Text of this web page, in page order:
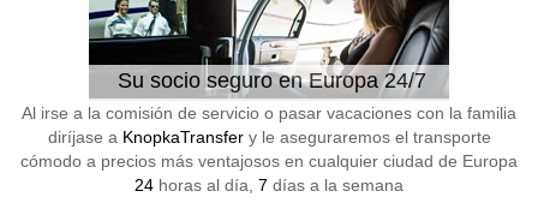
Su socio seguro en Europa 24/7
Al irse a la comisión de servicio o pasar vacaciones con la familia
diríjase a KnopkaTransfery le aseguraremos el transporte
cómodo a precios más ventajosos en cualquier ciudad de Europa
24 horas al día, 7 días a la semana